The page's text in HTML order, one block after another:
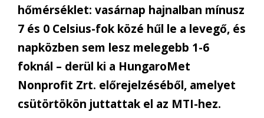
hőmérséklet: vasárnap hajnalban mínusz
7 és 0 Celsius-fok közé hűl le a levegő, és
napközben sem lesz melegebb 1-6
foknál – derül ki a HungaroMet
Nonprofit Zrt. előrejelzéséből, amelyet
csütörtökön juttattak el az MTI-hez.